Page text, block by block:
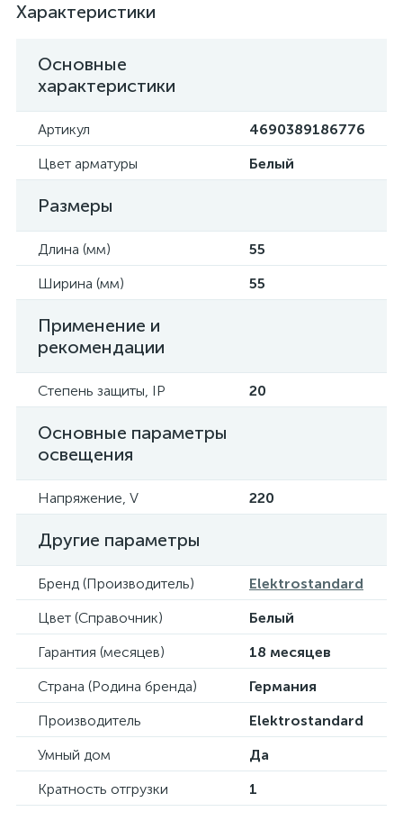
Характеристики
Основные
характеристики
Артикул
4690389186776
Цвет арматуры
Белый
Размеры
Длина (мм)
55
Ширина (мм)
55
Применение и
рекомендации
Степень защиты, IP 20
Основные параметры
освещения
Напряжение, V 220
Другие параметры
Бренд (Производитель)
Elektrostandard
Цвет (Справочник)
Белый
Гарантия (месяцев)
18 месяцев
Страна (Родина бренда)
Германия
Производитель
Elektrostandard
Умный дом
Да
Кратность отгрузки
1